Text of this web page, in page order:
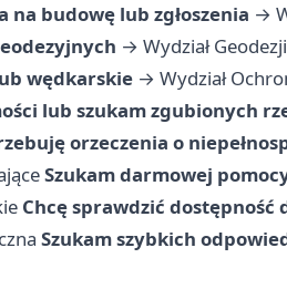
na budowę lub zgłoszenia →
→ Wydział
wędkarskie → Wydział
lub szukam zgubionych
orzeczenia o
Szukam darmowej
Chcę sprawdzić dostępność
Szukam szybkich